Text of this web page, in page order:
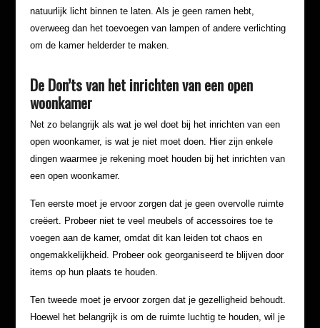
natuurlijk licht binnen te laten. Als je geen ramen hebt,
overweeg dan het toevoegen van lampen of andere verlichting
om de kamer helderder te maken.
De Don’ts van het inrichten van een open
woonkamer
Net zo belangrijk als wat je wel doet bij het inrichten van een
open woonkamer, is wat je niet moet doen. Hier zijn enkele
dingen waarmee je rekening moet houden bij het inrichten van
een open woonkamer.
Ten eerste moet je ervoor zorgen dat je geen overvolle ruimte
creëert. Probeer niet te veel meubels of accessoires toe te
voegen aan de kamer, omdat dit kan leiden tot chaos en
ongemakkelijkheid. Probeer ook georganiseerd te blijven door
items op hun plaats te houden.
Ten tweede moet je ervoor zorgen dat je gezelligheid behoudt.
Hoewel het belangrijk is om de ruimte luchtig te houden, wil je